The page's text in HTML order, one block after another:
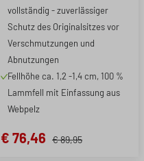
vollständig - zuverlässiger
Schutz des Originalsitzes vor
Verschmutzungen und
Abnutzungen
Fellhöhe ca. 1,2 -1,4 cm, 100 %
Lammfell mit Einfassung aus
Webpelz
€ 76,46 € 89,95